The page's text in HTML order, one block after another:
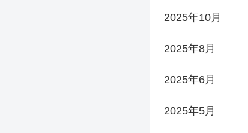
2025年10月
2025年8月
2025年6月
2025年5月